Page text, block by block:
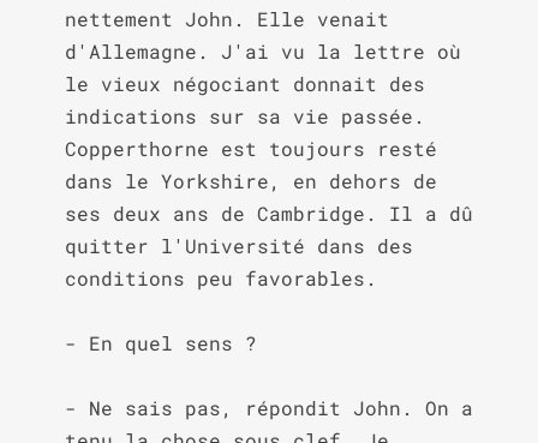
nettement John. Elle venait
d'Allemagne. J'ai vu la lettre où
le vieux négociant donnait des
indications sur sa vie passée.
Copperthorne est toujours resté
dans le Yorkshire, en dehors de
ses deux ans de Cambridge. Il a dû
quitter l'Université dans des
conditions peu favorables.
- En quel sens ?
- Ne sais pas, répondit John. On a